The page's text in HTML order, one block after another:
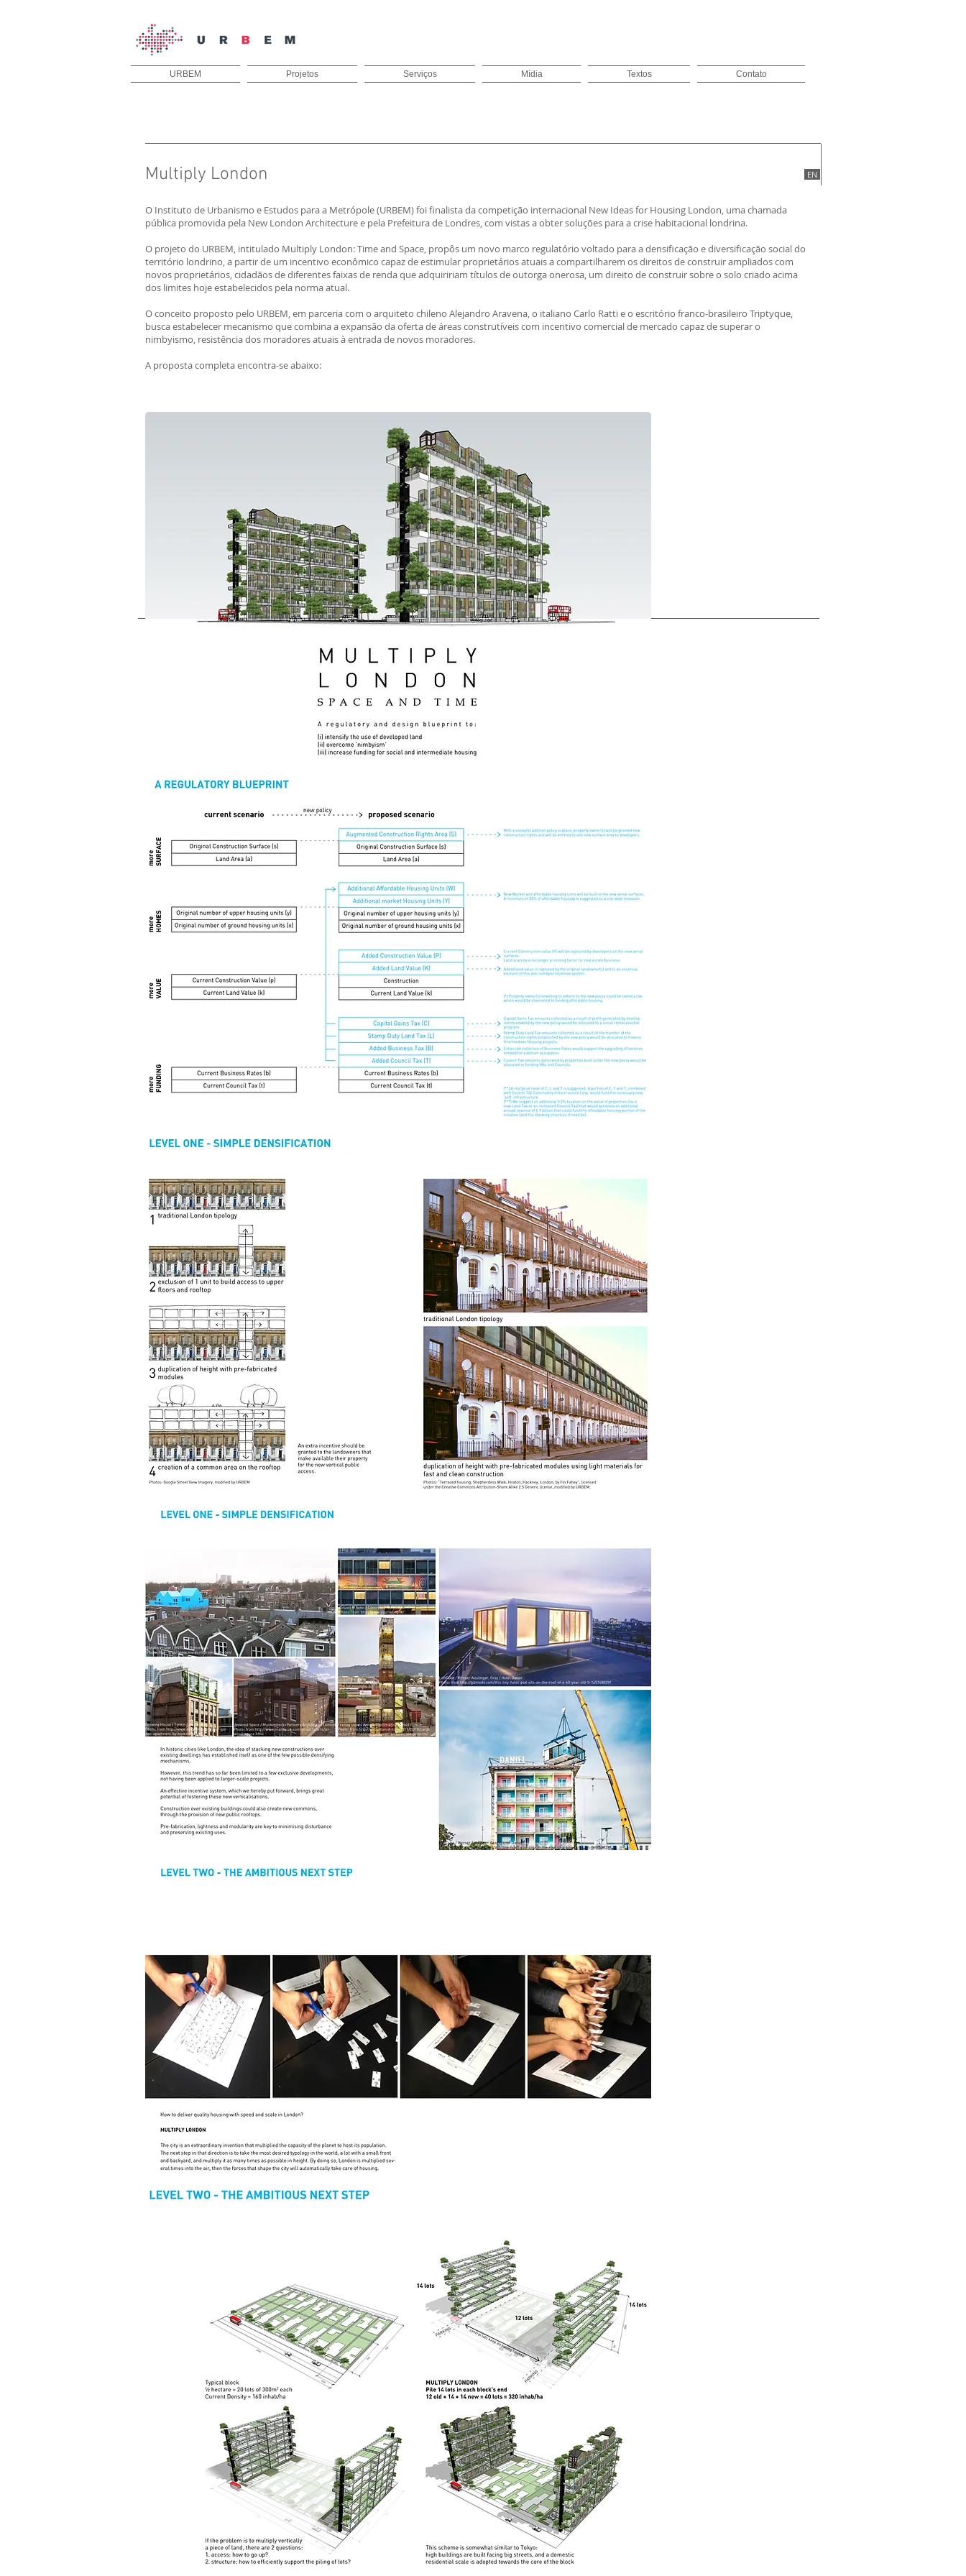
URBEM Projetos Serviços Mídia Textos Contato
Multiply London EN
O Instituto de Urbanismo e Estudos para a Metrópole (URBEM) foi finalista da competição internacional New Ideas for Housing London, uma chamada
pública promovida pela New London Architecture e pela Prefeitura de Londres, com vistas a obter soluções para a crise habitacional londrina.
O projeto do URBEM, intitulado Multiply London: Time and Space, propôs um novo marco regulatório voltado para a densificação e diversificação social do
território londrino, a partir de um incentivo econômico capaz de estimular proprietários atuais a compartilharem os direitos de construir ampliados com
novos proprietários, cidadãos de diferentes faixas de renda que adquiririam títulos de outorga onerosa, um direito de construir sobre o solo criado acima
dos limites hoje estabelecidos pela norma atual.
O conceito proposto pelo URBEM, em parceria com o arquiteto chileno Alejandro Aravena, o italiano Carlo Ratti e o escritório franco-brasileiro Triptyque,
busca estabelecer mecanismo que combina a expansão da oferta de áreas construtíveis com incentivo comercial de mercado capaz de superar o
nimbyismo, resistência dos moradores atuais à entrada de novos moradores.
A proposta completa encontra-se abaixo: